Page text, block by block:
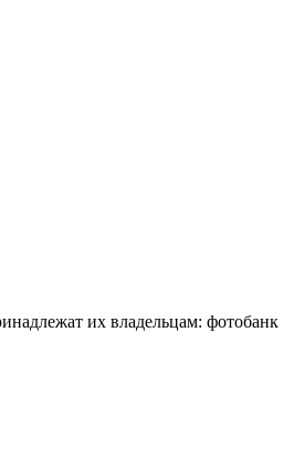
их владельцам: фотобанк